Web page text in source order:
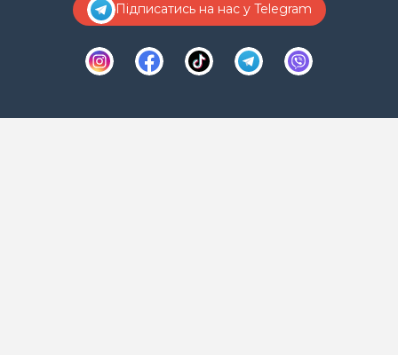
Підписатись на нас у Telegram